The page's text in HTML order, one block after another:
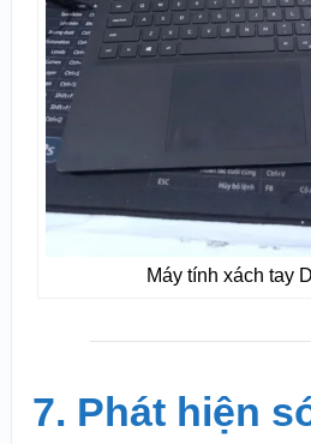
Máy tính xách tay
7. Phát hiện